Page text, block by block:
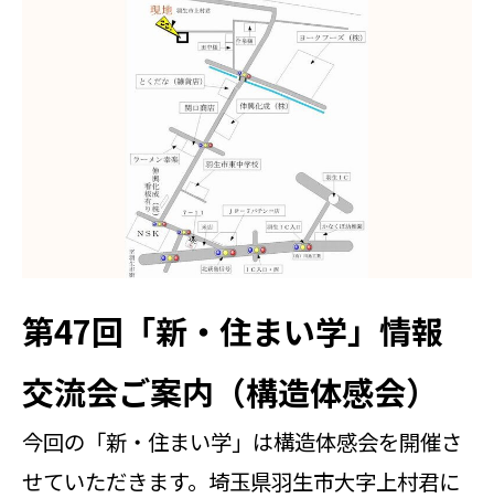
第47回「新・住まい学」情報
交流会ご案内（構造体感会）
今回の「新・住まい学」は構造体感会を開催さ
せていただきます。埼玉県羽生市大字上村君に